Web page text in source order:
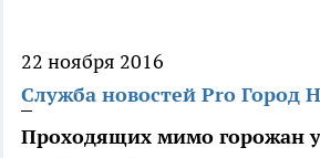
22 ноября 2016
Служба новостей Pro Город
Проходящих мимо горожан